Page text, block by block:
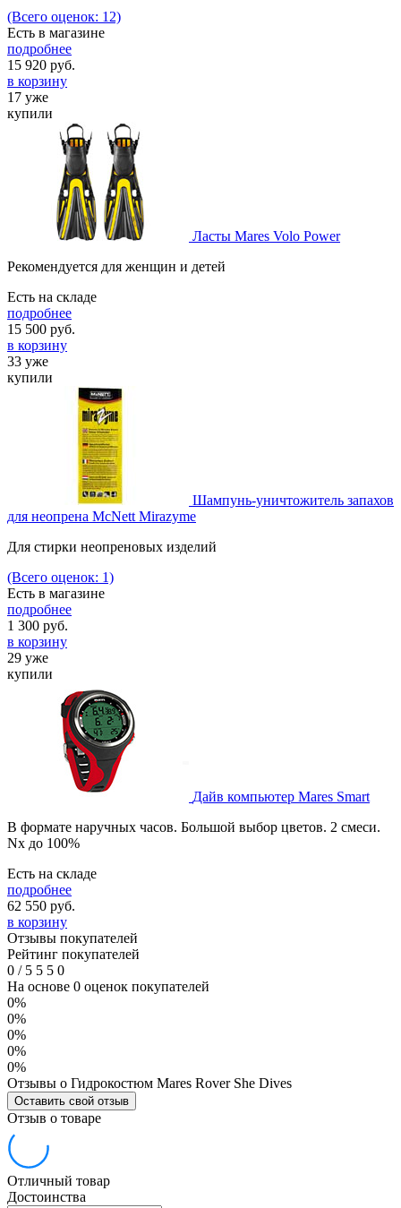
(Всего оценок: 12)
Есть в магазине
подробнее
15 920 руб.
в корзину
17 уже
купили
Ласты Mares Volo Power
Рекомендуется для женщин и детей
Есть на складе
подробнее
15 500 руб.
в корзину
33 уже
купили
Шампунь-уничтожитель запахов
для неопрена McNett Mirazyme
Для стирки неопреновых изделий
(Всего оценок: 1)
Есть в магазине
подробнее
1 300 руб.
в корзину
29 уже
купили
Дайв компьютер Mares Smart
В формате наручных часов. Большой выбор цветов. 2 смеси.
Nx до 100%
Есть на складе
подробнее
62 550 руб.
в корзину
Отзывы покупателей
Рейтинг покупателей
0 /5 5 5 0
На основе 0 оценок покупателей
0%
0%
0%
0%
0%
Отзывы о Гидрокостюм Mares Rover She Dives
Оставить свой отзыв
Отзыв о товаре
Отличный товар
Достоинства